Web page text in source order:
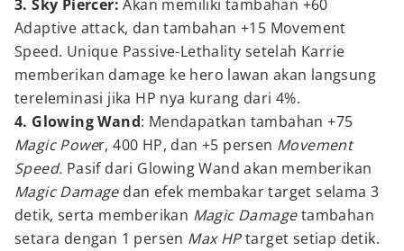
3. Sky Piercer:Akan memiliki tambahan +60
Adaptive attack, dan tambahan +15 Movement
Speed. Unique Passive-Lethality setelah Karrie
memberikan damage ke hero lawan akan langsung
tereleminasi jika HP nya kurang dari 4%.
4. Glowing Wand: Mendapatkan tambahan +75
Magic Power, 400 HP, dan +5 persen Movement
Speed. Pasif dari Glowing Wand akan memberikan
Magic Damagedan efek membakar target selama 3
detik, serta memberikan Magic Damagetambahan
setara dengan 1 persen Max HPtarget setiap detik.